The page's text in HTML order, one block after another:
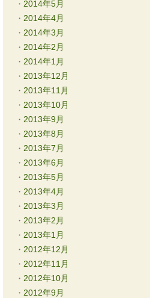
2014年5月
2014年4月
2014年3月
2014年2月
2014年1月
2013年12月
2013年11月
2013年10月
2013年9月
2013年8月
2013年7月
2013年6月
2013年5月
2013年4月
2013年3月
2013年2月
2013年1月
2012年12月
2012年11月
2012年10月
2012年9月